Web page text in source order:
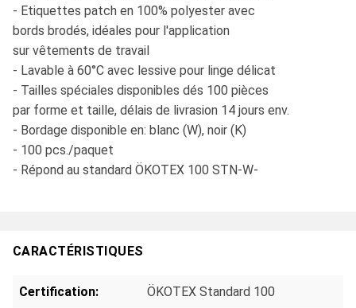
- Etiquettes patch en 100% polyester avec
bords brodés, idéales pour l'application
sur vêtements de travail
- Lavable à 60°C avec lessive pour linge délicat
- Tailles spéciales disponibles dés 100 pièces
par forme et taille, délais de livrasion 14 jours env.
- Bordage disponible en: blanc (W), noir (K)
- 100 pcs./paquet
- Répond au standard ÖKOTEX 100 STN-W-
CARACTÉRISTIQUES
Certification: ÖKOTEX Standard 100